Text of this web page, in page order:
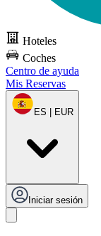
Hoteles
Coches
Centro de ayuda
Mis Reservas
ES | EUR
Iniciar sesión